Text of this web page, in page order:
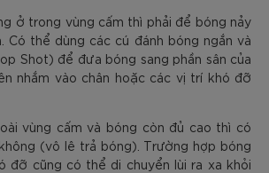
ở trong vùng cấm thì phải để bóng nảy
Có thể dùng các cú đánh bóng ngắn và
Shot) để đưa bóng sang phần sân của
nhắm vào chân hoặc các vị trí khó đỡ
vùng cấm và bóng còn đủ cao thì có
(vô lê trả bóng). Trường hợp bóng
đỡ cũng có thể di chuyển lùi ra xa khỏi